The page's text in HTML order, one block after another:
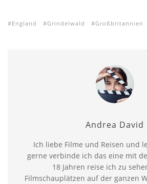
England Grindelwald Großbritannien
Andrea David
Ich liebe Filme und Reisen und
gerne verbinde ich das eine mit
18 Jahren reise ich zu
Filmschauplätzen auf der ganzen